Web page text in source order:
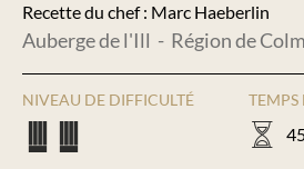
Recette du chef : Marc Haeberlin
Auberge de l'Ill - Région de
NIVEAU DE DIFFICULTÉ TEMPS